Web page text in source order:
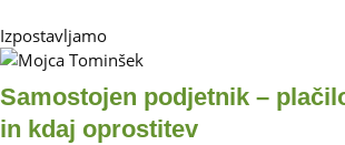
Izpostavljamo
Samostojen podjetnik –
in kdaj oprostitev